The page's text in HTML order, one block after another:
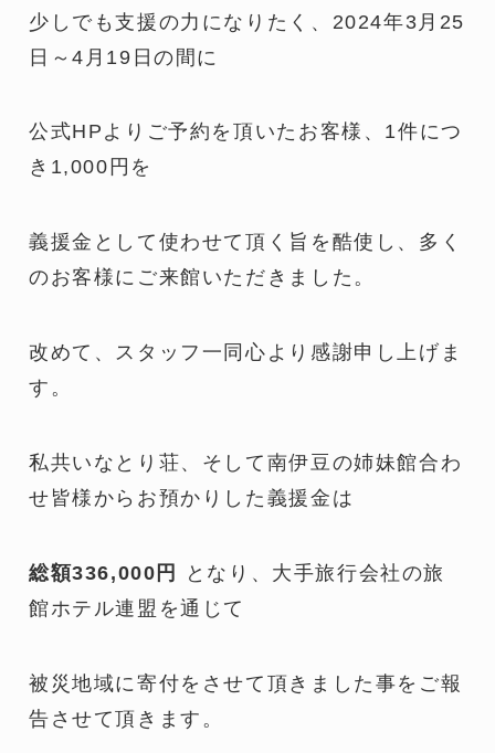
少しでも支援の力になりたく、2024年3月25
日～4月19日の間に
公式HPよりご予約を頂いたお客様、1件につ
き1,000円を
義援金として使わせて頂く旨を酷使し、多く
のお客様にご来館いただきました。
改めて、スタッフ一同心より感謝申し上げま
す。
私共いなとり荘、そして南伊豆の姉妹館合わ
せ皆様からお預かりした義援金は
総額336,000円
となり、大手旅行会社の旅
館ホテル連盟を通じて
被災地域に寄付をさせて頂きました事をご報
告させて頂きます。